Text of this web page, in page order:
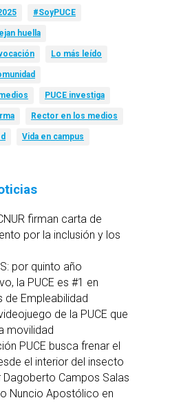
#SoyPUCE
huella
Lo más leído
PUCE investiga
Rector en los medios
Vida en campus
firman carta de
por la inclusión y los
por quinto año
la PUCE es #1 en
de Empleabilidad
de la PUCE que
movilidad
PUCE busca frenar el
el interior del insecto
Dagoberto Campos Salas
Nuncio Apostólico en